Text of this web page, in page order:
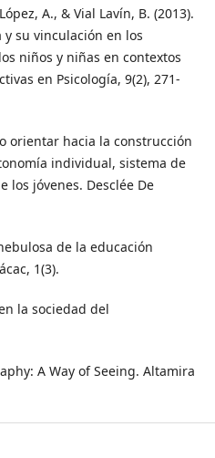
A., & Vial Lavín, B. (2013).
su vinculación en los
niños y niñas en contextos
en Psicología, 9(2), 271-
orientar hacia la construcción
individual, sistema de
los jóvenes. Desclée De
de la educación
1(3).
la sociedad del
A Way of Seeing. Altamira